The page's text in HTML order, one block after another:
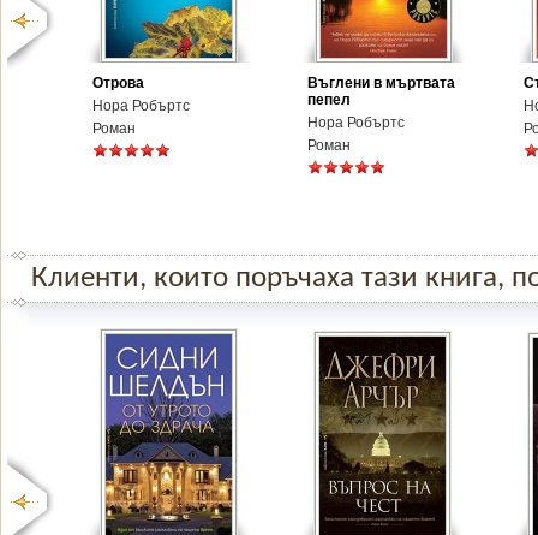
Отрова
Нора Робъртс
Роман
Въглени в мъртвата
пепел
Нора Робъртс
Роман
Клиенти, които поръчаха тази книга,